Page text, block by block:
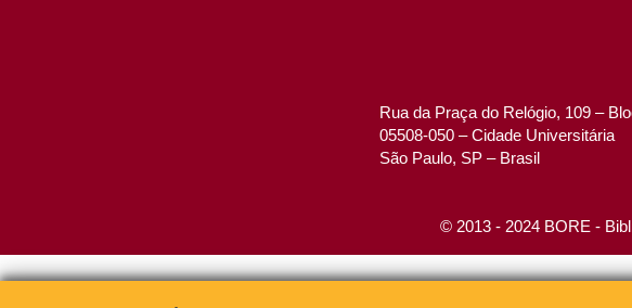
Rua da Praça do Relógio, 109 –
05508-050 – Cidade Universitária
São Paulo, SP – Brasil
© 2013 - 2024 BORE -